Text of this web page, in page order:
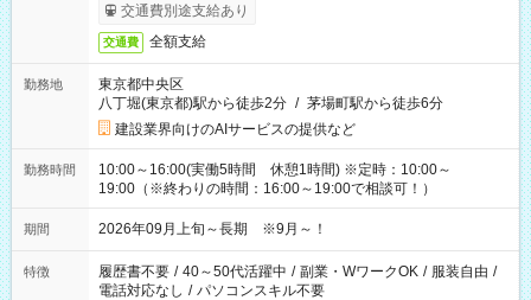
交通費別途支給あり
交通費 全額支給
勤務地
東京都中央区
八丁堀(東京都)駅から徒歩2分 / 茅場町駅から徒歩6分
建設業界向けのAIサービスの提供など
勤務時間
10:00～16:00(実働5時間 休憩1時間) ※定時：10:00～
19:00（※終わりの時間：16:00～19:00で相談可！）
期間 2026年09月上旬～長期 ※9月～！
特徴 履歴書不要 / 40～50代活躍中 / 副業・WワークOK / 服装自由 /
電話対応なし / パソコンスキル不要